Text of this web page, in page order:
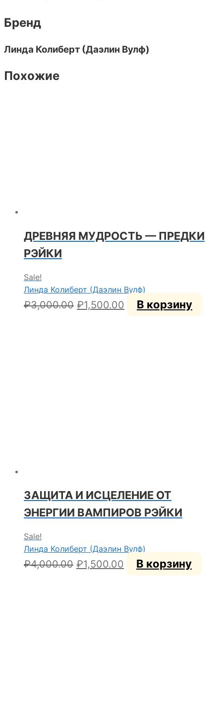
Бренд
Линда Колиберт (Даэлин Вулф)
Похожие
ДРЕВНЯЯ МУДРОСТЬ — ПРЕДКИ
РЭЙКИ
Sale!
Линда Колиберт (Даэлин Вулф)
₽3,000.00 Первоначальная
₽1,500.00 Текущая
цена:
В корзину
ЗАЩИТА И ИСЦЕЛЕНИЕ ОТ
ЭНЕРГИИ ВАМПИРОВ РЭЙКИ
Sale!
Линда Колиберт (Даэлин Вулф)
₽4,000.00 Первоначальная
₽1,500.00 Текущая
цена:
В корзину